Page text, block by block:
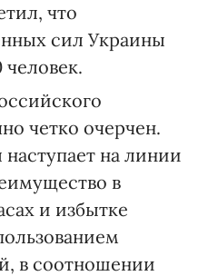
что
сил Украины
четко очерчен.
на линии
в
и избытке
в соотношении